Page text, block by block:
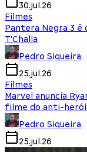
30.jul.26
Filmes
Pantera Negra 3 é
T'Challa
Pedro Siqueira
25.jul.26
Filmes
Marvel anuncia
filme do anti-herói
Pedro Siqueira
25.jul.26